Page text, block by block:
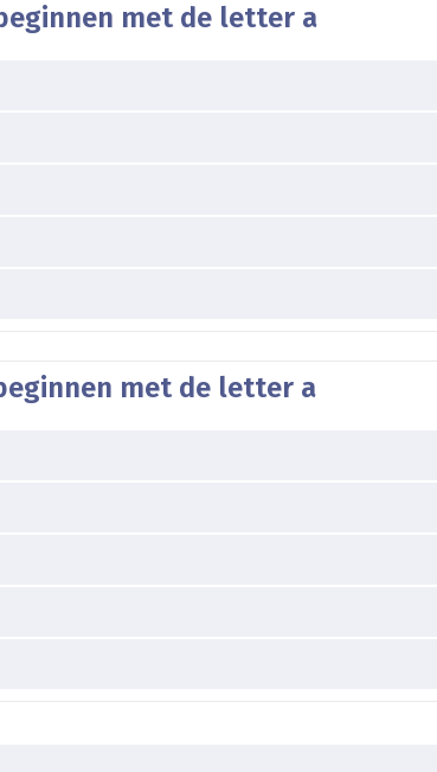
met de letter a
met de letter a